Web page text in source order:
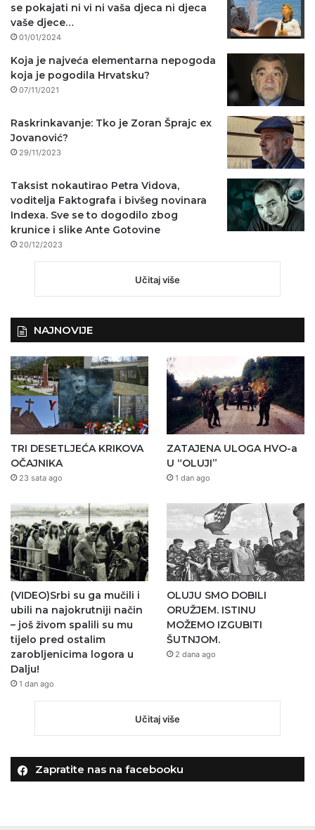
se pokajati ni vi ni vaša djeca ni djeca
vaše djece…
01/01/2024
Koja je najveća elementarna nepogoda
koja je pogodila Hrvatsku?
07/11/2021
Raskrinkavanje: Tko je Zoran Šprajc ex
Jovanović?
29/11/2023
Taksist nokautirao Petra Vidova,
voditelja Faktografa i bivšeg novinara
Indexa. Sve se to dogodilo zbog
krunice i slike Ante Gotovine
20/12/2023
Učitaj više
NAJNOVIJE
TRI DESETLJEĆA KRIKOVA
OČAJNIKA
23 sata ago
ZATAJENA ULOGA HVO-a
U “OLUJI”
1 dan ago
(VIDEO)Srbi su ga mučili i
ubili na najokrutniji način
– još živom spalili su mu
tijelo pred ostalim
zarobljenicima logora u
Dalju!
1 dan ago
OLUJU SMO DOBILI
ORUŽJEM. ISTINU
MOŽEMO IZGUBITI
ŠUTNJOM.
2 dana ago
Učitaj više
Zapratite nas na facebooku